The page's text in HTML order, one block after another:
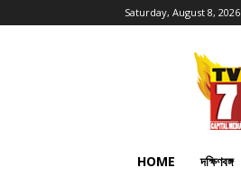
Saturday, August 8, 2026
HOME দক্ষিণবঙ্গ